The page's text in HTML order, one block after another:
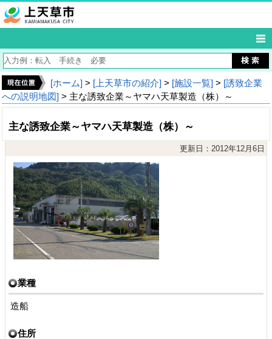
[ホーム] > [上天草市の紹介] > [施設一覧] > [誘致企業
への説明地図] > 主な誘致企業～ヤマハ天草製造（株）～
主な誘致企業～ヤマハ天草製造（株）～
更新日：2012年12月6日
業種
造船
住所